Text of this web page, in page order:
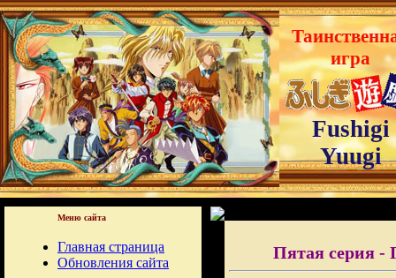
игра
Fushigi
Yuugi
Меню сайта
Главная страница
Обновления сайта
Пятая серия -